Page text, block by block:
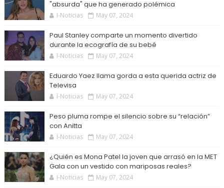
"absurda" que ha generado polémica
I-Noticias May 07, 2024
Paul Stanley comparte un momento divertido
durante la ecografía de su bebé
I-Noticias May 07, 2024
Eduardo Yaez llama gorda a esta querida actriz de
Televisa
I-Noticias May 07, 2024
Peso pluma rompe el silencio sobre su “relación”
con Anitta
I-Noticias May 07, 2024
¿Quién es Mona Patel la joven que arrasó en la MET
Gala con un vestido con mariposas reales?
I-Noticias May 07, 2024